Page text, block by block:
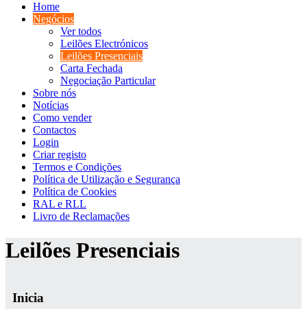
Home
Negócios
Ver todos
Leilões Electrónicos
Leilões Presenciais
Carta Fechada
Negociação Particular
Sobre nós
Notícias
Como vender
Contactos
Login
Criar registo
Termos e Condições
Política de Utilização e Segurança
Política de Cookies
RAL e RLL
Livro de Reclamações
Leilões Presenciais
Inicia